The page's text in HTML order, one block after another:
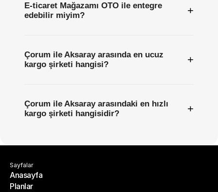
E-ticaret Mağazamı OTO ile entegre
edebilir miyim?
+
Çorum ile Aksaray arasında en ucuz
kargo şirketi hangisi?
+
Çorum ile Aksaray arasındaki en hızlı
kargo şirketi hangisidir?
+
Sayfalar
Anasayfa
Anasayfa
Planlar